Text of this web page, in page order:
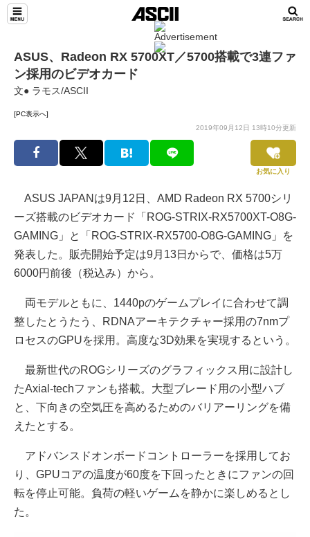
ASUS、Radeon RX 5700XT／5700搭載で3連ファ
ン採用のビデオカード
文● ラモス/ASCII
[PC表示へ]
2019年09月12日 13時10分更新
お気に入り
ASUS JAPANは9月12日、AMD Radeon RX 5700シリ
ーズ搭載のビデオカード「ROG-STRIX-RX5700XT-O8G-
GAMING」と「ROG-STRIX-RX5700-O8G-GAMING」を
発表した。販売開始予定は9月13日からで、価格は5万
6000円前後（税込み）から。
両モデルともに、1440pのゲームプレイに合わせて調
整したとうたう、RDNAアーキテクチャー採用の7nmプ
ロセスのGPUを採用。高度な3D効果を実現するという。
最新世代のROGシリーズのグラフィックス用に設計し
たAxial-techファンも搭載。大型ブレード用の小型ハブ
と、下向きの空気圧を高めるためのバリアーリングを備
えたとする。
アドバンスドオンボードコントローラーを採用してお
り、GPUコアの温度が60度を下回ったときにファンの回
転を停止可能。負荷の軽いゲームを静かに楽しめるとし
た。